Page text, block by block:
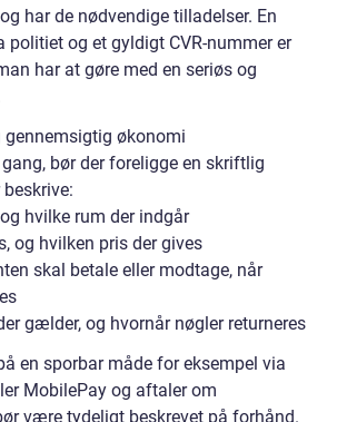
har de nødvendige tilladelser. En
politiet og et gyldigt CVR-nummer er
har at gøre med en seriøs og
økonomi
bør der foreligge en skriftlig
hvilke rum der indgår
og hvilken pris der gives
skal betale eller modtage, når
gælder, og hvornår nøgler returneres
en sporbar måde for eksempel via
MobilePay og aftaler om
være tydeligt beskrevet på forhånd.